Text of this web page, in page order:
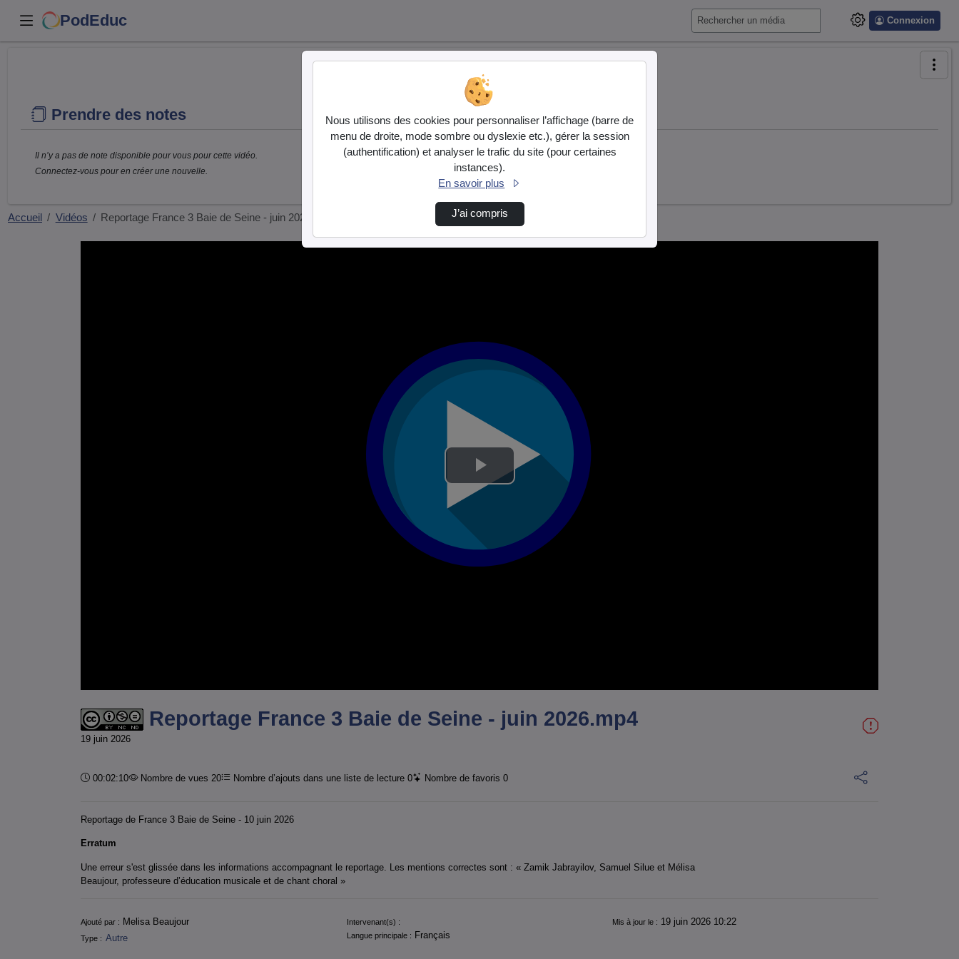
PodEduc Connexion
Prendre des notes
Il n’y a pas de note disponible pour vous pour cette vidéo.
Connectez-vous pour en créer une nouvelle.
Accueil Vidéos Reportage France 3 Baie de Seine - juin 2026…
Lire
vidéo
Reportage France 3 Baie de Seine - juin 2026.mp4
19 juin 2026
Durée :
00:02:10 Nombre de vues 20 Nombre d’ajouts dans une liste de lecture 0 Nombre de favoris 0
Reportage de France 3 Baie de Seine - 10 juin 2026
Erratum
Une erreur s'est glissée dans les informations accompagnant le reportage. Les mentions correctes sont : « Zamik Jabrayilov, Samuel Silue et Mélisa
Beaujour, professeure d’éducation musicale et de chant choral »
Informations
Ajouté par : Melisa Beaujour Intervenant(s) : Mis à jour le : 19 juin 2026 10:22
Type : Autre Langue principale : Français
Nous utilisons des cookies pour personnaliser l’affichage (barre de
menu de droite, mode sombre ou dyslexie etc.), gérer la session
(authentification) et analyser le trafic du site (pour certaines
instances).
En savoir plus
J’ai compris